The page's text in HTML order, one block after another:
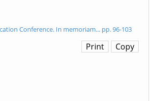
Conference. In memoriam... pp. 96-103
Copy
Print